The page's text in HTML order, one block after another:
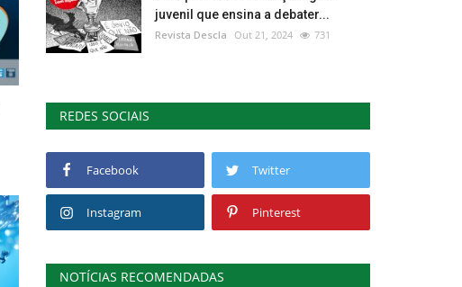
juvenil que ensina a debater...
Revista Descla Out 21, 2024 731
REDES SOCIAIS
Facebook Twitter
Instagram Pinterest
NOTÍCIAS RECOMENDADAS